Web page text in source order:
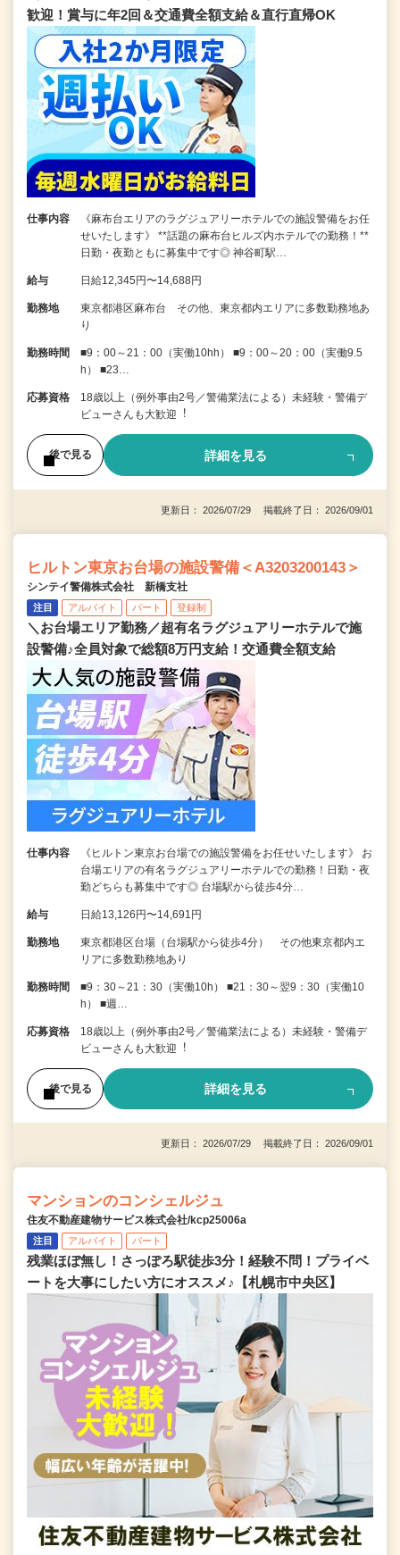
歓迎！賞与に年2回＆交通費全額支給＆直行直帰OK
仕事内容
《麻布台エリアのラグジュアリーホテルでの施設警備をお任
せいたします》 **話題の麻布台ヒルズ内ホテルでの勤務！**
日勤・夜勤ともに募集中です◎ 神谷町駅…
給与 日給12,345円〜14,688円
勤務地
東京都港区麻布台 その他、東京都内エリアに多数勤務地あ
り
勤務時間
■9：00～21：00（実働10hh） ■9：00～20：00（実働9.5
h） ■23…
応募資格
18歳以上（例外事由2号／警備業法による）未経験・警備デ
ビューさんも⼤歓迎︕
後で見る 詳細を見る
更新日： 2026/07/29 掲載終了日： 2026/09/01
ヒルトン東京お台場の施設警備＜A3203200143＞
シンテイ警備株式会社 新橋支社
注目 アルバイト パート 登録制
＼お台場エリア勤務／超有名ラグジュアリーホテルで施
設警備♪全員対象で総額8万円支給！交通費全額支給
仕事内容
《ヒルトン東京お台場での施設警備をお任せいたします》 お
台場エリアの有名ラグジュアリーホテルでの勤務！日勤・夜
勤どちらも募集中です◎ 台場駅から徒歩4分…
給与 日給13,126円〜14,691円
勤務地
東京都港区台場（台場駅から徒歩4分） その他東京都内エ
リアに多数勤務地あり
勤務時間
■9：30～21：30（実働10h） ■21：30～翌9：30（実働10
h） ■週…
応募資格
18歳以上（例外事由2号／警備業法による）未経験・警備デ
ビューさんも⼤歓迎︕
後で見る 詳細を見る
更新日： 2026/07/29 掲載終了日： 2026/09/01
マンションのコンシェルジュ
住友不動産建物サービス株式会社/kcp25006a
注目 アルバイト パート
残業ほぼ無し！さっぽろ駅徒歩3分！経験不問！プライベ
ートを大事にしたい方にオススメ♪【札幌市中央区】